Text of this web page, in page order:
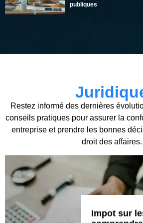
publiques
Restez informé des dernières
conseils pratiques pour assurer la
entreprise et prendre les bonnes
droit des affaires.
devez savoir sur le
Les
Impot sur les
L'impôt sur les
Comprendre
L'impôt sur les
devez savoir sur le
Les
Impot sur